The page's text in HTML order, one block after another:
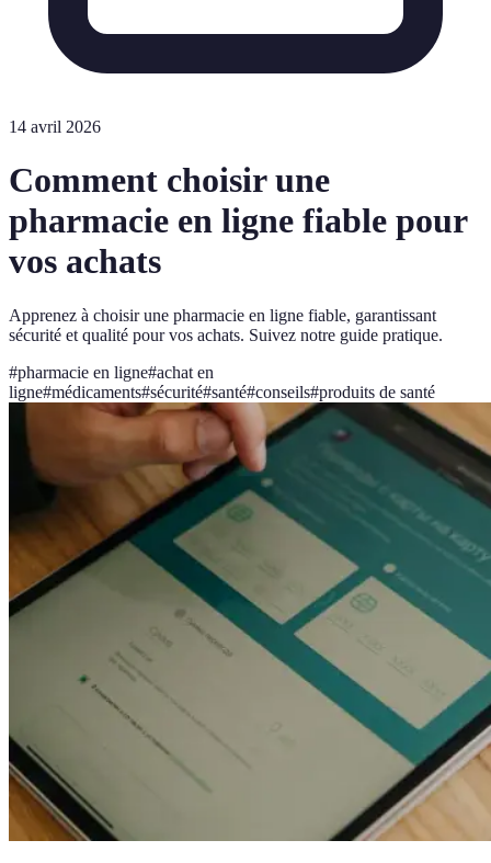
14 avril 2026
Comment choisir une
pharmacie en ligne fiable pour
vos achats
Apprenez à choisir une pharmacie en ligne fiable, garantissant
sécurité et qualité pour vos achats. Suivez notre guide pratique.
#pharmacie en ligne#achat en
ligne#médicaments#sécurité#santé#conseils#produits de santé